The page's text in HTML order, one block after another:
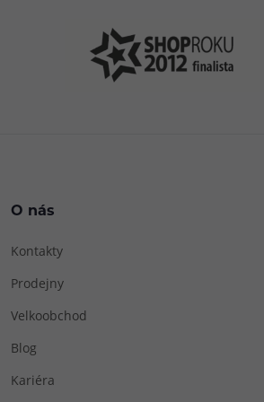
O nás
Kontakty
Prodejny
Velkoobchod
Blog
Kariéra